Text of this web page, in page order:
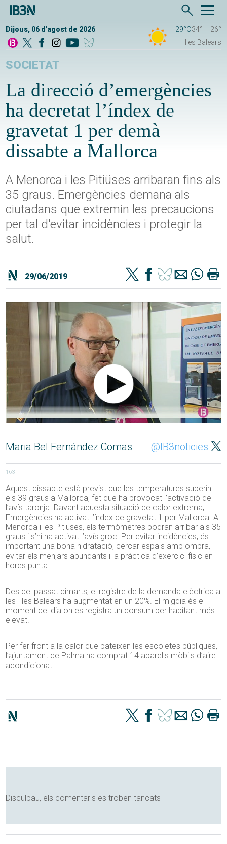
Dijous, 06 d'agost de 2026 29°C34°
26°
Illes Balears
SOCIETAT
La direcció d’emergències
ha decretat l’índex de
gravetat 1 per demà
dissabte a Mallorca
A Menorca i les Pitiüses arribaran fins als
35 graus. Emergències demana als
ciutadans que extremin les precaucions
per tal d'evitar incidències i protegir la
salut.
29/06/2019
Maria Bel Fernández Comas @IB3noticies
163
Aquest dissabte està previst que les temperatures superin
els 39 graus a Mallorca, fet que ha provocat l’activació de
l’avís taronja. Davant aquesta situació de calor extrema,
Emergències ha activat l’índex de gravetat 1 per Mallorca. A
Menorca i les Pitiüses, els termòmetres podran arribar als 35
graus i s’hi ha activat l’avís groc. Per evitar incidències, és
important una bona hidratació, cercar espais amb ombra,
evitar els menjars abundants i la pràctica d’exercici físic en
hores punta.
Des del passat dimarts, el registre de la demanda elèctrica a
les Illes Balears ha augmentat en un 20%. El migdia és el
moment del dia on es registra un consum per habitant més
elevat.
Per fer front a la calor que pateixen les escoletes públiques,
l’ajuntament de Palma ha comprat 14 aparells mòbils d’aire
acondicionat.
Disculpau, els comentaris es troben tancats